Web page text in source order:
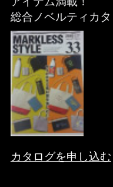
総合ノベルティカ
カタログを申し込む